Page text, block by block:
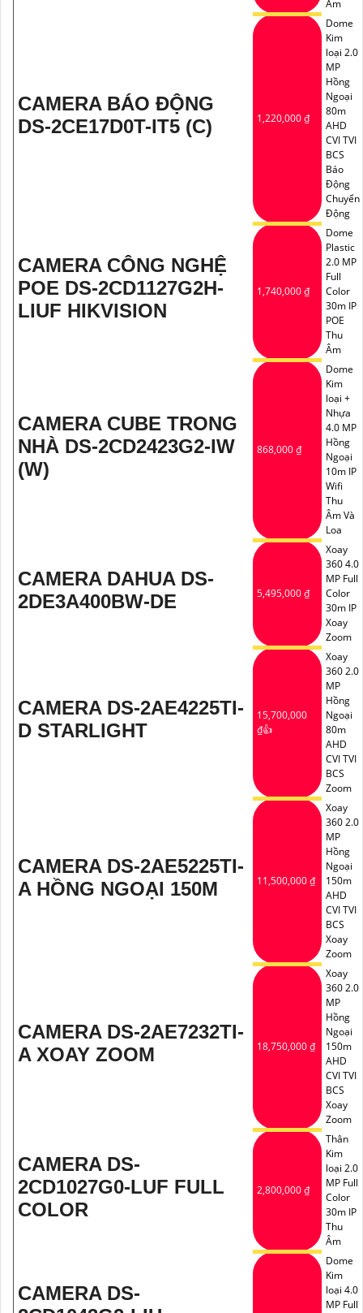
Âm
CAMERA BÁO ĐỘNG
DS-2CE17D0T-IT5 (C)
1,220,000 ₫
Dome
Kim
loại 2.0
MP
Hồng
Ngoại
80m
AHD
CVI TVI
BCS
Báo
Động
Chuyển
Động
CAMERA CÔNG NGHỆ
POE DS-2CD1127G2H-
LIUF HIKVISION
1,740,000 ₫
Dome
Plastic
2.0 MP
Full
Color
30m IP
POE
Thu
Âm
CAMERA CUBE TRONG
NHÀ DS-2CD2423G2-IW
(W)
868,000 ₫
Dome
Kim
loại +
Nhựa
4.0 MP
Hồng
Ngoại
10m IP
Wifi
Thu
Âm Và
Loa
CAMERA DAHUA DS-
2DE3A400BW-DE
5,495,000 ₫
Xoay
360 4.0
MP Full
Color
30m IP
Xoay
Zoom
CAMERA DS-2AE4225TI-
D STARLIGHT
15,700,000
₫👍
Xoay
360 2.0
MP
Hồng
Ngoại
80m
AHD
CVI TVI
BCS
Zoom
CAMERA DS-2AE5225TI-
A HỒNG NGOẠI 150M
11,500,000 ₫
Xoay
360 2.0
MP
Hồng
Ngoại
150m
AHD
CVI TVI
BCS
Xoay
Zoom
CAMERA DS-2AE7232TI-
A XOAY ZOOM
18,750,000 ₫
Xoay
360 2.0
MP
Hồng
Ngoại
150m
AHD
CVI TVI
BCS
Xoay
Zoom
CAMERA DS-
2CD1027G0-LUF FULL
COLOR
2,800,000 ₫
Thân
Kim
loại 2.0
MP Full
Color
30m IP
Thu
Âm
CAMERA DS-
Dome
Kim
loại 4.0
MP Full